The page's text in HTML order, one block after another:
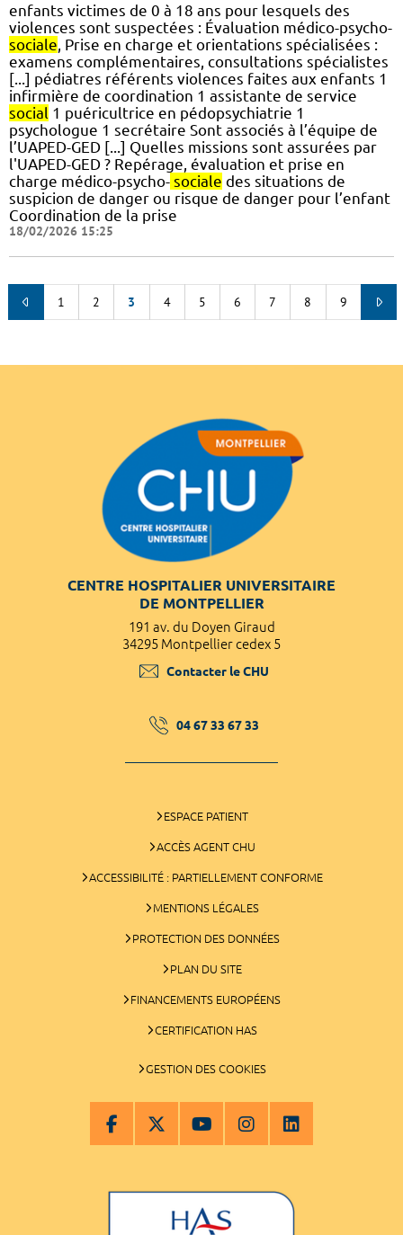
enfants victimes de 0 à 18 ans pour lesquels des
violences sont suspectées : Évaluation médico-psycho-
sociale , Prise en charge et orientations spécialisées :
examens complémentaires, consultations spécialistes
[...] pédiatres référents violences faites aux enfants 1
infirmière de coordination 1 assistante de service
social 1 puéricultrice en pédopsychiatrie 1
psychologue 1 secrétaire Sont associés à l’équipe de
l’UAPED-GED [...] Quelles missions sont assurées par
l'UAPED-GED ? Repérage, évaluation et prise en
charge médico-psycho- sociale des situations de
suspicion de danger ou risque de danger pour l’enfant
Coordination de la prise
18/02/2026 15:25
1 2 3 4 5 6 7 8 9
CENTRE HOSPITALIER UNIVERSITAIRE
DE MONTPELLIER
191 av. du Doyen Giraud
34295 Montpellier cedex 5
Contacter le CHU
04 67 33 67 33
ESPACE PATIENT
ACCÈS AGENT CHU
ACCESSIBILITÉ : PARTIELLEMENT CONFORME
MENTIONS LÉGALES
PROTECTION DES DONNÉES
PLAN DU SITE
FINANCEMENTS EUROPÉENS
CERTIFICATION HAS
GESTION DES COOKIES